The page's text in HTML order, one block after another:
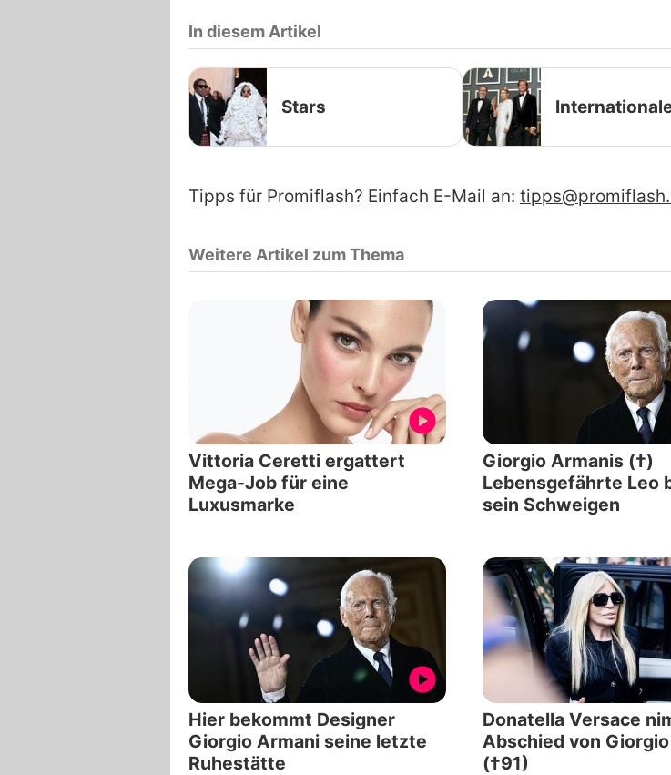
In diesem Artikel
Stars
Tipps für Promiflash? Einfach E-Mail an:
Weitere Artikel zum Thema
Vittoria Ceretti ergattert
Mega-Job für eine
Luxusmarke
Giorgio Armanis (†)
Lebensgefährte Leo
sein Schweigen
Hier bekommt Designer
Giorgio Armani seine letzte
Ruhestätte
Donatella Versace
Abschied von
(†91)